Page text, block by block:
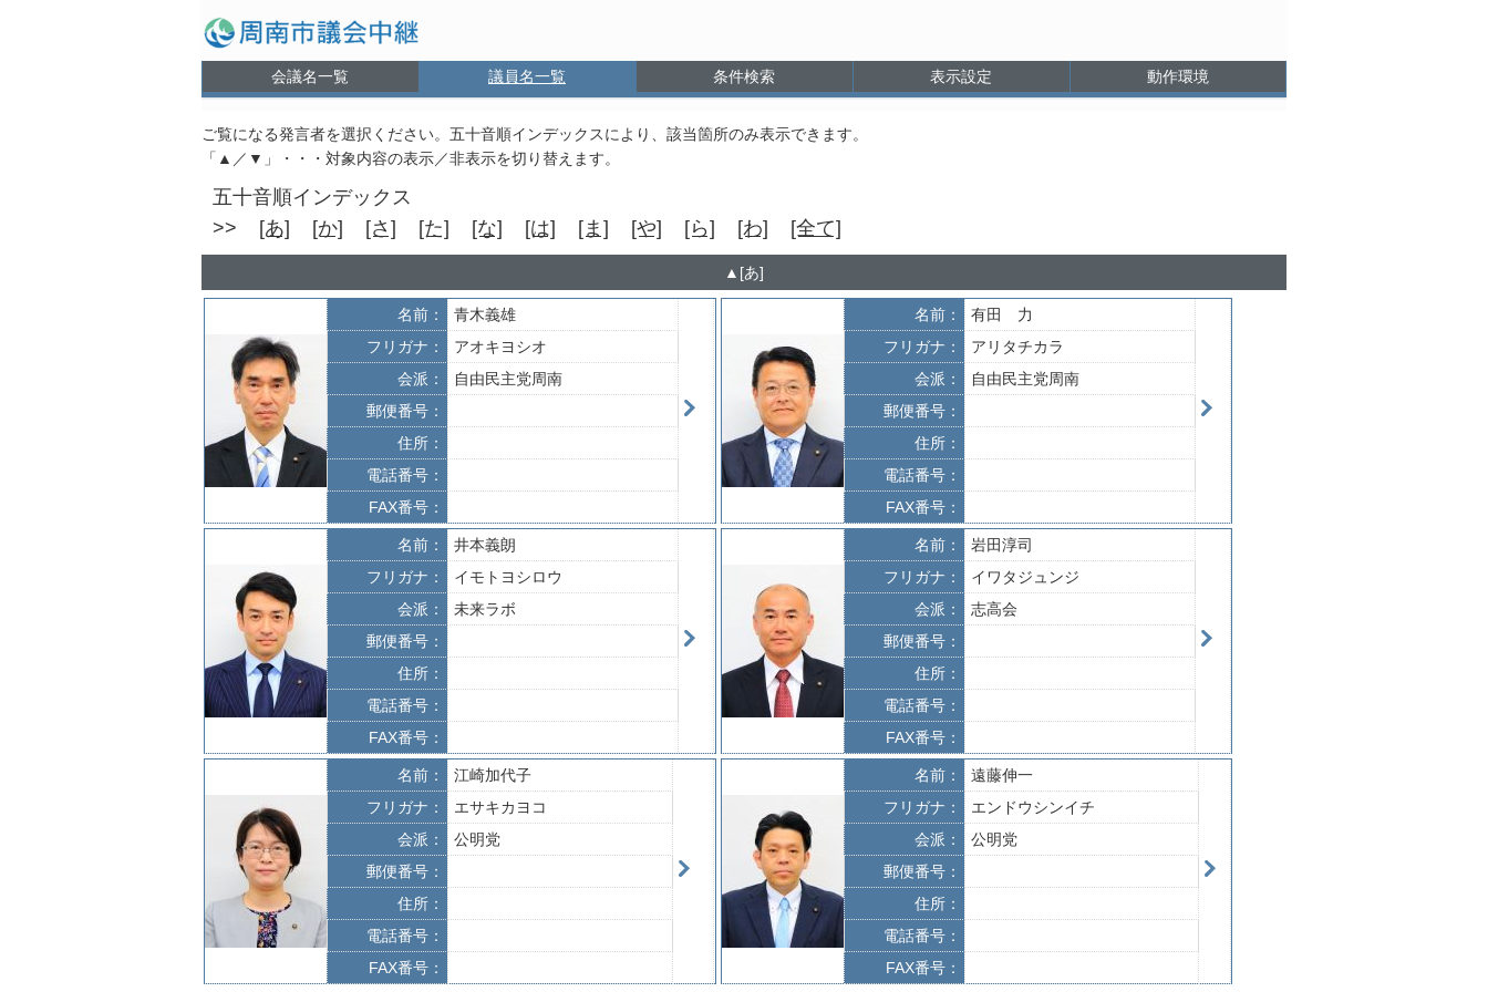
会議名一覧 議員名一覧 条件検索 表示設定 動作環境
ご覧になる発言者を選択ください。五十音順インデックスにより、該当箇所のみ表示できます。
「▲／▼」・・・対象内容の表示／非表示を切り替えます。
五十音順インデックス
>>
[あ] [か] [さ] [た] [な] [は] [ま] [や] [ら] [わ] [全て]
[あ]
名前：
青木義雄
フリガナ：
アオキヨシオ
会派：
自由民主党周南
郵便番号：
住所：
電話番号：
FAX番号：
名前：
有田 力
フリガナ：
アリタチカラ
会派：
自由民主党周南
郵便番号：
住所：
電話番号：
FAX番号：
名前：
井本義朗
フリガナ：
イモトヨシロウ
会派：
未来ラボ
郵便番号：
住所：
電話番号：
FAX番号：
名前：
岩田淳司
フリガナ：
イワタジュンジ
会派：
志高会
郵便番号：
住所：
電話番号：
FAX番号：
名前：
江崎加代子
フリガナ：
エサキカヨコ
会派：
公明党
郵便番号：
住所：
電話番号：
FAX番号：
名前：
遠藤伸一
フリガナ：
エンドウシンイチ
会派：
公明党
郵便番号：
住所：
電話番号：
FAX番号：